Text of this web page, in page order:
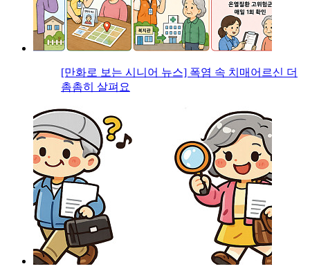
[만화로 보는 시니어 뉴스] 폭염 속 치매어르신 더
촘촘히 살펴요